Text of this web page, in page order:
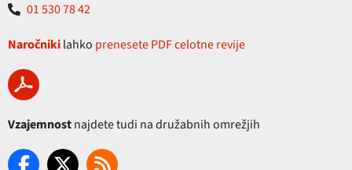
01 530 78 42
Naročnikilahko prenesete PDF celotne revije
Vzajemnostnajdete tudi na družabnih omrežjih